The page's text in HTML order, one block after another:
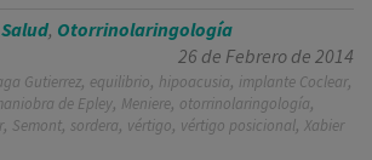
, Otorrinolaringología
26 de Febrero de 2014
Gutierrez, equilibrio, hipoacusia, implante Coclear,
de Epley, Meniere, otorrinolaringología,
, Semont, sordera, vértigo, vértigo posicional, Xabier